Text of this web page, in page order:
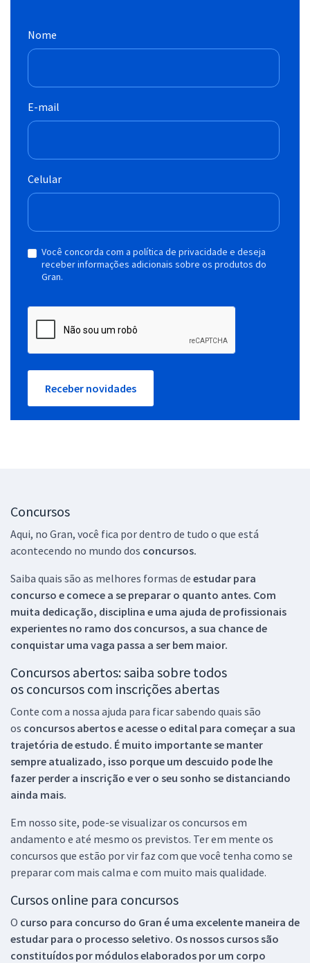
Nome
E-mail
Celular
Você concorda com a política de privacidade e deseja
receber informações adicionais sobre os produtos do
Gran.
Receber novidades
Concursos
Aqui, no Gran, você fica por dentro de tudo o que está
acontecendo no mundo dos concursos.
Saiba quais são as melhores formas de estudar para
concurso e comece a se preparar o quanto antes. Com
muita dedicação, disciplina e uma ajuda de profissionais
experientes no ramo dos concursos, a sua chance de
conquistar uma vaga passa a ser bem maior.
Concursos abertos: saiba sobre todos
os concursos com inscrições abertas
Conte com a nossa ajuda para ficar sabendo quais são
os concursos abertos e acesse o edital para começar a sua
trajetória de estudo. É muito importante se manter
sempre atualizado, isso porque um descuido pode lhe
fazer perder a inscrição e ver o seu sonho se distanciando
ainda mais.
Em nosso site, pode-se visualizar os concursos em
andamento e até mesmo os previstos. Ter em mente os
concursos que estão por vir faz com que você tenha como se
preparar com mais calma e com muito mais qualidade.
Cursos online para concursos
O curso para concurso do Gran é uma excelente maneira de
estudar para o processo seletivo. Os nossos cursos são
constituídos por módulos elaborados por um corpo